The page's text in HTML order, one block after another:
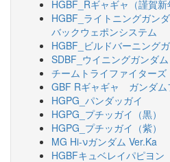
HGBF_Rギャギャ（謹賀新
HGBF_ライトニングガン
バックウェポンシステム
HGBF_ビルドバーニング
SDBF_ウイニングガンダム
チームトライファイターズ
GBF Rギャギャ ガンダム
HGPG_パンダッガイ
HGPG_プチッガイ（黒）
HGPG_プチッガイ（紫）
MG Hi-νガンダム Ver.Ka
HGBFキュベレイパピヨン